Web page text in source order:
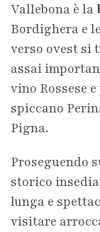
Vallebona è la
Bordighera e
verso ovest si
assai
vino Rossese
spiccano
Pigna.
Proseguendo
storico
lunga e
visitare